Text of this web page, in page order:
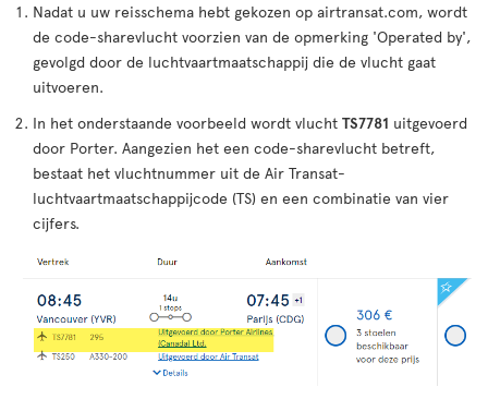
Nadat u uw reisschema hebt gekozen op airtransat.com, wordt
de code-sharevlucht voorzien van de opmerking 'Operated by',
gevolgd door de luchtvaartmaatschappij die de vlucht gaat
uitvoeren.
In het onderstaande voorbeeld wordt vlucht TS7781 uitgevoerd
door Porter. Aangezien het een code-sharevlucht betreft,
bestaat het vluchtnummer uit de Air Transat-
luchtvaartmaatschappijcode (TS) en een combinatie van vier
cijfers.